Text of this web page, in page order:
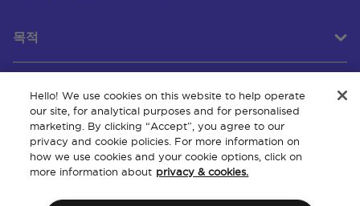
목적
고객 서비스
회사 소개
Hello! We use cookies on this website to help operate
our site, for analytical purposes and for personalised
marketing. By clicking “Accept”, you agree to our
privacy and cookie policies. For more information on
how we use cookies and your cookie options, click on
more information about privacy & cookies.